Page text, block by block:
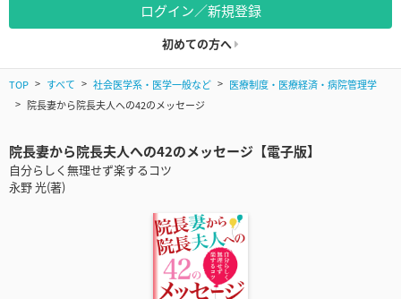
ログイン／新規登録
初めての方へ
TOP すべて 社会医学系・医学一般など
医療制度・医療経済・病院管理学
院長妻から院長夫人への42のメッセージ
院長妻から院長夫人への42のメッセージ【電子版】
自分らしく無理せず楽するコツ
永野 光(著)